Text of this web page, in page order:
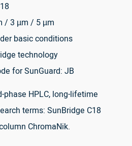
/ 3 µm / 5 µm
basic conditions
technology
for SunGuard: JB
HPLC, long-lifetime
terms: SunBridge C18
ChromaNik.